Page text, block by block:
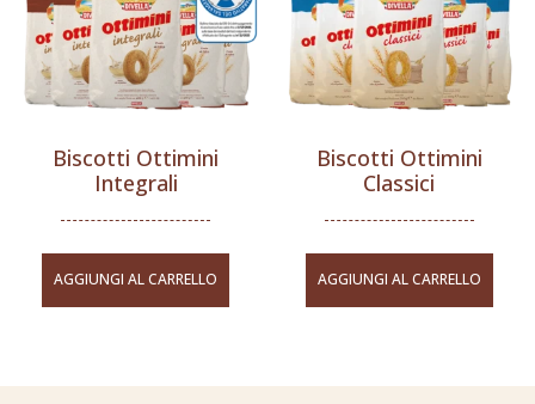
Biscotti Ottimini
Integrali
AGGIUNGI AL CARRELLO
Biscotti Ottimini
Classici
AGGIUNGI AL CARRELLO